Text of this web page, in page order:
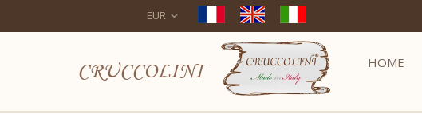
EUR
CRUCCOLINI HOME